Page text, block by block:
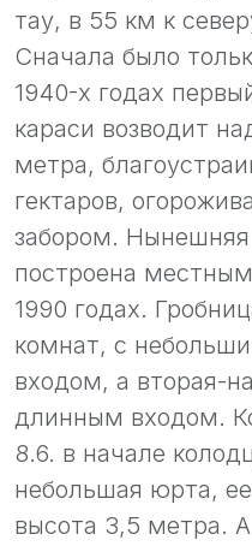
тау, в 55 км к
Сначала было
1940-х годах
караси возводит
метра,
гектаров,
забором. Нынешняя
построена
1990 годах.
комнат, с
входом, а вторая-
длинным входом.
8.6. в начале
небольшая юрта,
высота 3,5 метра.